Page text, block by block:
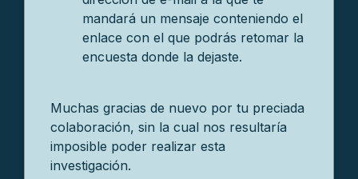
mandará un mensaje conteniendo el
enlace con el que podrás retomar la
encuesta donde la dejaste.
Muchas gracias de nuevo por tu preciada
colaboración, sin la cual nos resultaría
imposible poder realizar esta
investigación.